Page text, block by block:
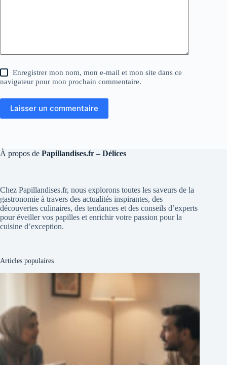
Enregistrer mon nom, mon e-mail et mon site dans ce
navigateur pour mon prochain commentaire.
Laisser un commentaire
À propos de Papillandises.fr – Délices
Chez Papillandises.fr, nous explorons toutes les saveurs de la
gastronomie à travers des actualités inspirantes, des
découvertes culinaires, des tendances et des conseils d’experts
pour éveiller vos papilles et enrichir votre passion pour la
cuisine d’exception.
Articles populaires